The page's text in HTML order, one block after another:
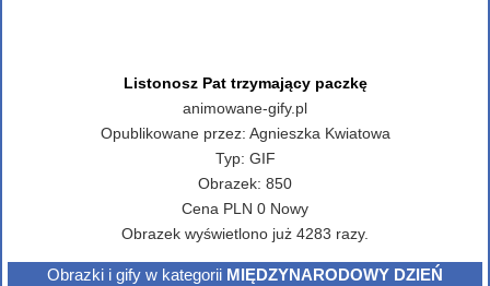
Listonosz Pat trzymający paczkę
animowane-gify.pl
Opublikowane przez: Agnieszka Kwiatowa
Typ: GIF
Obrazek: 850
Cena PLN 0 Nowy
Obrazek wyświetlono już 4283 razy.
Obrazki i gify w kategorii MIĘDZYNARODOWY DZIEŃ